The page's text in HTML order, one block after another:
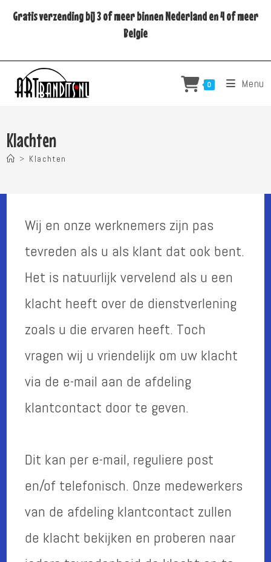
naarGratis verzending bij 3 of meer binnen Nederland en 4 of meer
Belgie
0 Menu
Klachten
> Klachten
Wij en onze werknemers zijn pas
tevreden als u als klant dat ook bent.
Het is natuurlijk vervelend als u een
klacht heeft over de dienstverlening
zoals u die ervaren heeft. Toch
vragen wij u vriendelijk om uw klacht
via de e-mail aan de afdeling
klantcontact door te geven.
Dit kan per e-mail, reguliere post
en/of telefonisch. Onze medewerkers
van de afdeling klantcontact zullen
de klacht bekijken en proberen naar